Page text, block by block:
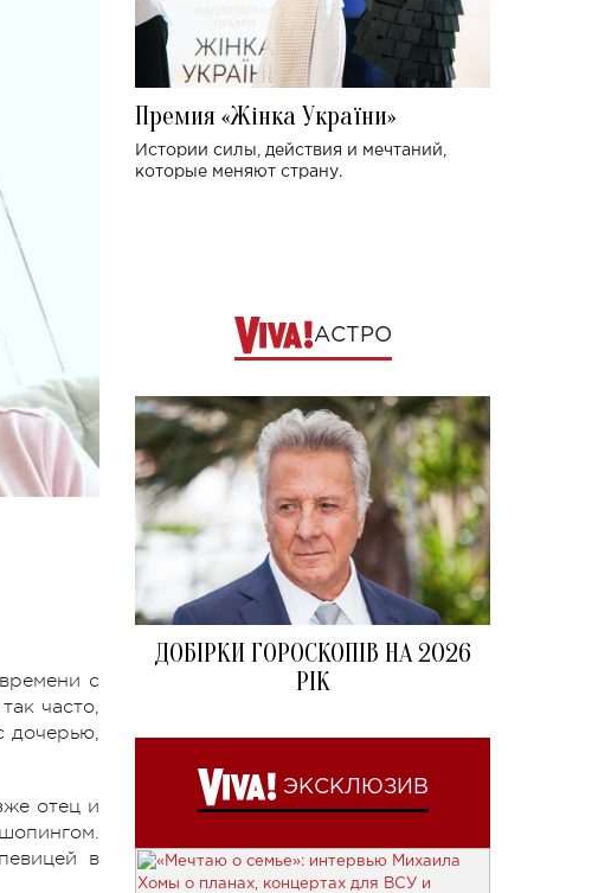
с
часто,
дочерью,
отец и
в
Премия «Жінка України»
Истории силы, действия и мечтаний,
которые меняют страну.
АСТРО
ДОБІРКИ ГОРОСКОПІВ НА 2026
РІК
ЭКСКЛЮЗИВ